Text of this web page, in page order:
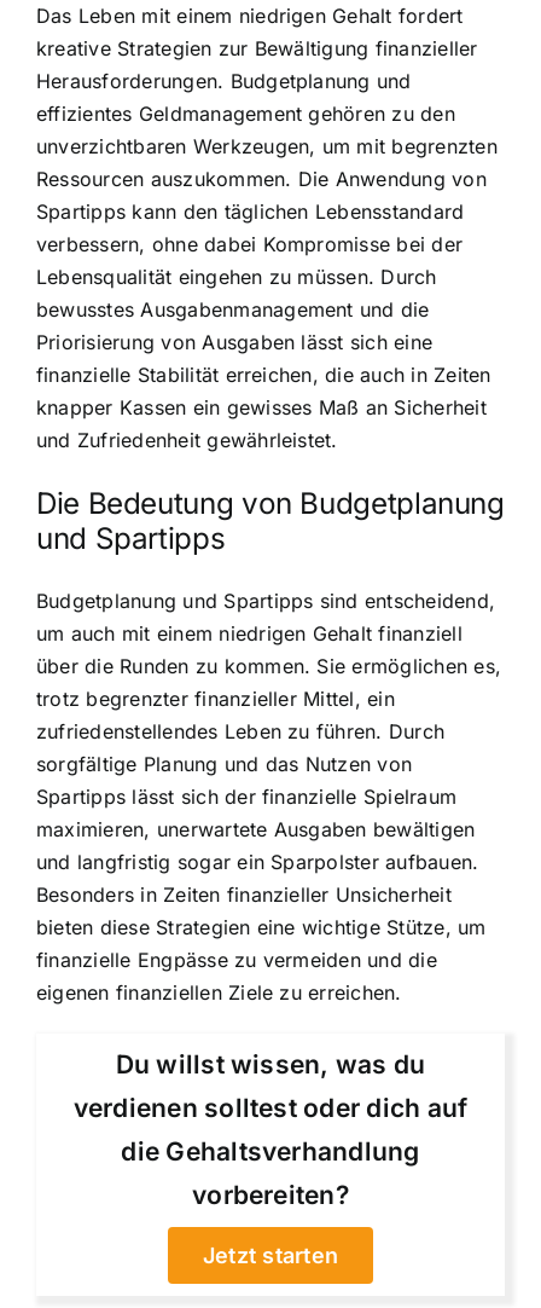
Das Leben mit einem niedrigen Gehalt fordert
kreative Strategien zur Bewältigung finanzieller
Herausforderungen. Budgetplanung und
effizientes Geldmanagement gehören zu den
unverzichtbaren Werkzeugen, um mit begrenzten
Ressourcen auszukommen. Die Anwendung von
Spartipps kann den täglichen Lebensstandard
verbessern, ohne dabei Kompromisse bei der
Lebensqualität eingehen zu müssen. Durch
bewusstes Ausgabenmanagement und die
Priorisierung von Ausgaben lässt sich eine
finanzielle Stabilität erreichen, die auch in Zeiten
knapper Kassen ein gewisses Maß an Sicherheit
und Zufriedenheit gewährleistet.
Die Bedeutung von Budgetplanung
und Spartipps
Budgetplanung und Spartipps sind entscheidend,
um auch mit einem niedrigen Gehalt finanziell
über die Runden zu kommen. Sie ermöglichen es,
trotz begrenzter finanzieller Mittel, ein
zufriedenstellendes Leben zu führen. Durch
sorgfältige Planung und das Nutzen von
Spartipps lässt sich der finanzielle Spielraum
maximieren, unerwartete Ausgaben bewältigen
und langfristig sogar ein Sparpolster aufbauen.
Besonders in Zeiten finanzieller Unsicherheit
bieten diese Strategien eine wichtige Stütze, um
finanzielle Engpässe zu vermeiden und die
eigenen finanziellen Ziele zu erreichen.
Du willst wissen, was du
verdienen solltest oder dich auf
die Gehaltsverhandlung
vorbereiten?
Jetzt starten